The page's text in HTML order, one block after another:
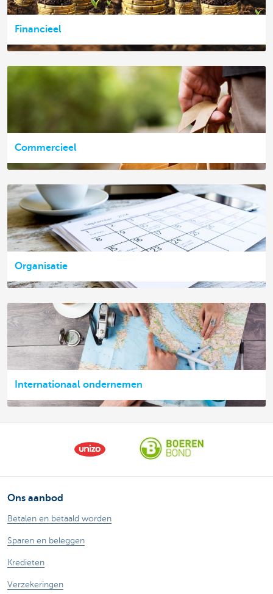
Financieel
Commercieel
Organisatie
Internationaal ondernemen
Ons aanbod
Betalen en betaald worden
Sparen en beleggen
Kredieten
Verzekeringen